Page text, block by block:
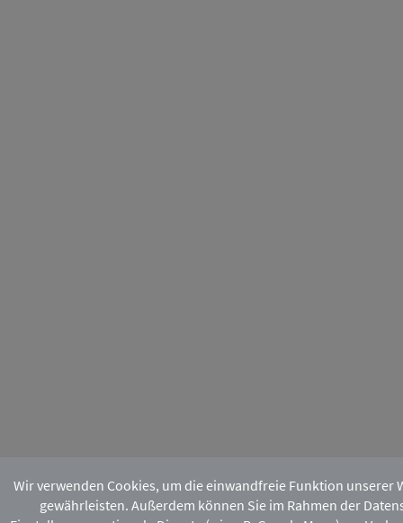
Wir verwenden Cookies, um die einwandfreie Funktion unserer
gewährleisten. Außerdem können Sie im Rahmen der